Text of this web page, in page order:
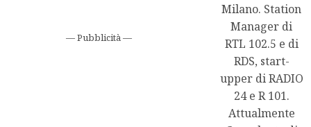
— Pubblicità —
Milano. Station
Manager di
RTL 102.5 e di
RDS, start-
upper di RADIO
24 e R 101.
Attualmente